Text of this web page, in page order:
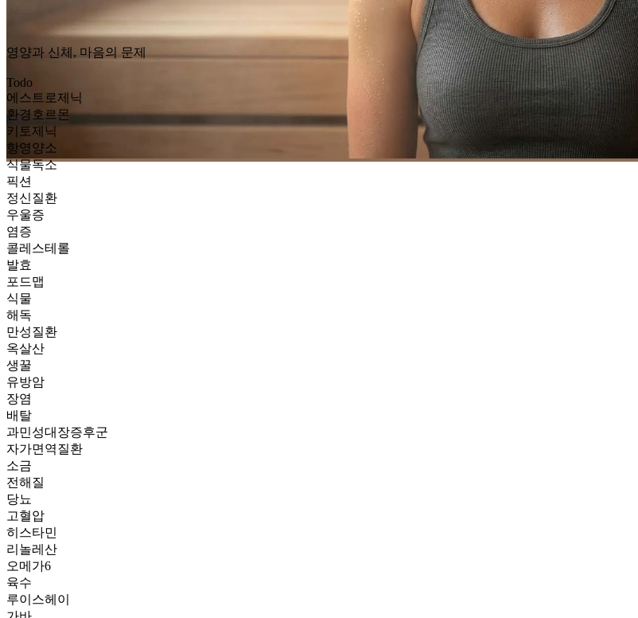
영양과 신체, 마음의 문제
Todo
에스트로제닉
환경호르몬
키토제닉
항영양소
식물독소
픽션
정신질환
우울증
염증
콜레스테롤
발효
포드맵
식물
해독
만성질환
옥살산
생꿀
유방암
장염
배탈
과민성대장증후군
자가면역질환
소금
전해질
당뇨
고혈압
히스타민
리놀레산
오메가6
육수
루이스헤이